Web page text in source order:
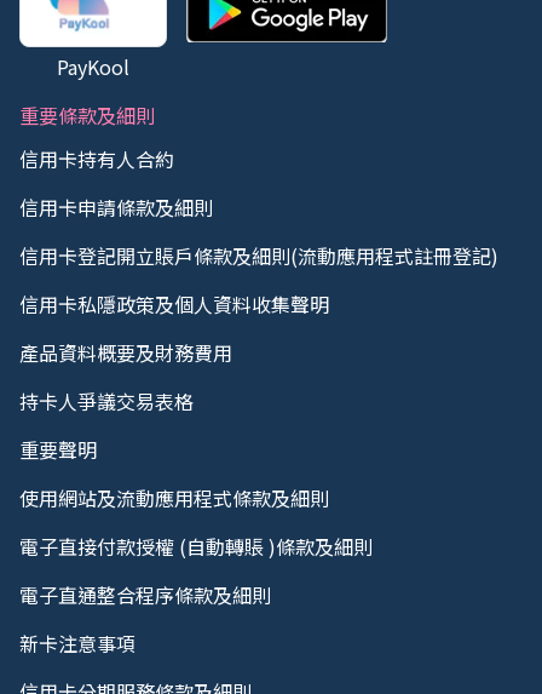
PayKool
重要條款及細則
信用卡持有人合約
信用卡申請條款及細則
信用卡登記開立賬戶條款及細則(流動應用程式註冊登記)
信用卡私隱政策及個人資料收集聲明
產品資料概要及財務費用
持卡人爭議交易表格
重要聲明
使用網站及流動應用程式條款及細則
電子直接付款授權 (自動轉賬 )條款及細則
電子直通整合程序條款及細則
新卡注意事項